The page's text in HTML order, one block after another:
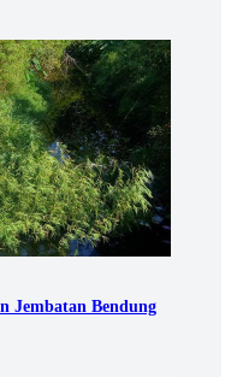
Jembatan Bendung